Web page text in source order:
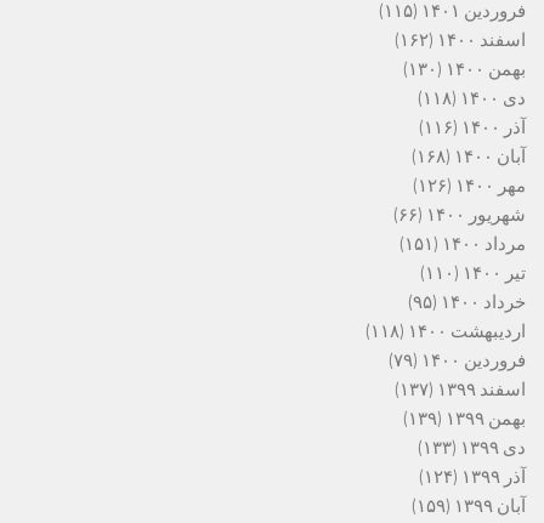
فروردین ۱۴۰۱
(۱۱۵)
اسفند ۱۴۰۰
(۱۶۲)
بهمن ۱۴۰۰
(۱۳۰)
دی ۱۴۰۰
(۱۱۸)
آذر ۱۴۰۰
(۱۱۶)
آبان ۱۴۰۰
(۱۶۸)
مهر ۱۴۰۰
(۱۲۶)
شهریور ۱۴۰۰
(۶۶)
مرداد ۱۴۰۰
(۱۵۱)
تیر ۱۴۰۰
(۱۱۰)
خرداد ۱۴۰۰
(۹۵)
اردیبهشت ۱۴۰۰
(۱۱۸)
فروردین ۱۴۰۰
(۷۹)
اسفند ۱۳۹۹
(۱۳۷)
بهمن ۱۳۹۹
(۱۳۹)
دی ۱۳۹۹
(۱۳۳)
آذر ۱۳۹۹
(۱۲۴)
آبان ۱۳۹۹
(۱۵۹)